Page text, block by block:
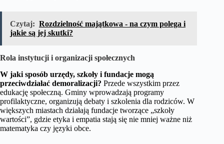
Czytaj: Rozdzielność majątkowa - na czym polega i
jakie są jej skutki?
Rola instytucji i organizacji społecznych
W jaki sposób urzędy, szkoły i fundacje mogą
przeciwdziałać demoralizacji? Przede wszystkim przez
edukację społeczną. Gminy wprowadzają programy
profilaktyczne, organizują debaty i szkolenia dla rodziców. W
większych miastach działają fundacje tworzące „szkoły
wartości”, gdzie etyka i empatia stają się nie mniej ważne niż
matematyka czy języki obce.